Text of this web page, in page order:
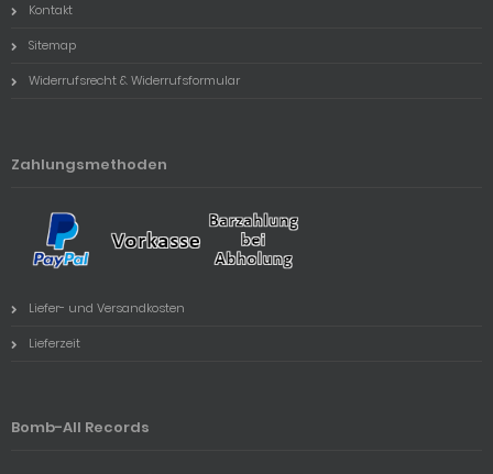
Kontakt
Sitemap
Widerrufsrecht & Widerrufsformular
Zahlungsmethoden
Liefer- und Versandkosten
Lieferzeit
Bomb-All Records